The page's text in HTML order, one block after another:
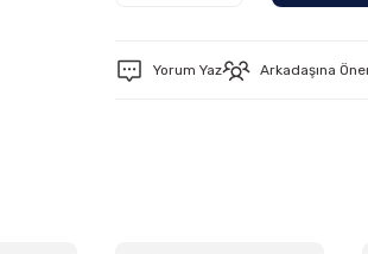
Yorum Yaz Arkadaşına